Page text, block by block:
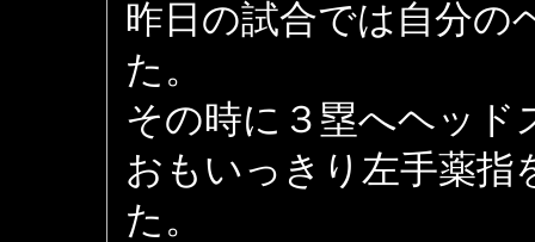
昨日の試合では自分の
た。
その時に３塁へヘッ
おもいっきり左手薬
た。